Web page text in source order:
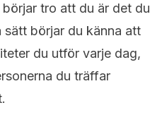
börjar tro att du är det du
sätt börjar du känna att
du utför varje dag,
du träffar